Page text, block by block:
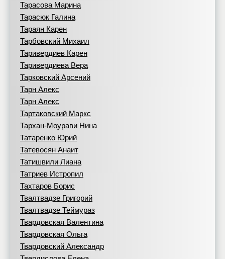
Тарасова Марина
Тарасюк Галина
Тараян Карен
Тарбовский Михаил
Таривердиев Карен
Таривердиева Вера
Тарковский Арсений
Тарн Алекс
Тарн Алекс
Тартаковский Маркс
Тархан-Моурави Нина
Татаренко Юрий
Татевосян Анаит
Татишвили Лиана
Татриев Истропил
Тахтаров Борис
Твалтвадзе Григорий
Твалтвадзе Теймураз
Твардовская Валентина
Твардовская Ольга
Твардовский Александр